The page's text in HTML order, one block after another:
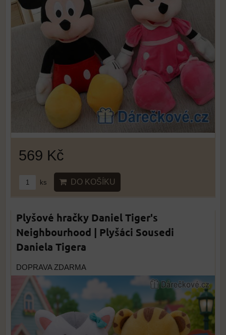
569 Kč
ks DO KOŠÍKU
Plyšové hračky Daniel Tiger's
Neighbourhood | Plyšáci Sousedi
Daniela Tigera
DOPRAVA ZDARMA